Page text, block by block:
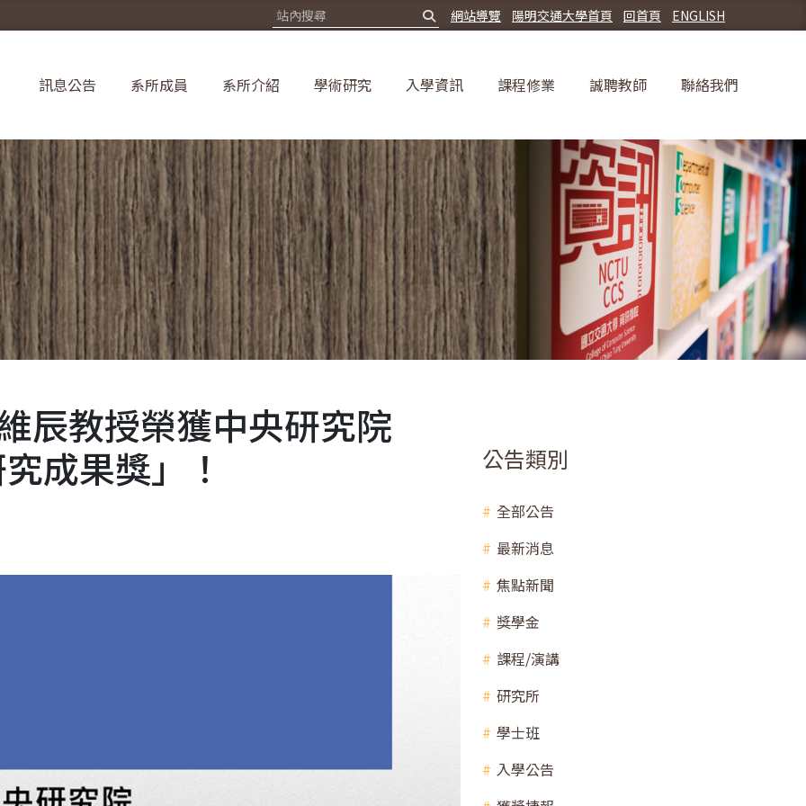
ENGLISH
回首頁
陽明交通大學首頁
網站導覽
訊息公告 系所成員 系所介紹 學術研究 入學資訊 課程修業 誠聘教師 聯絡我們
辰教授榮獲中央研究院
成果獎」！
公告類別
全部公告
最新消息
焦點新聞
獎學金
課程/演講
研究所
學士班
入學公告